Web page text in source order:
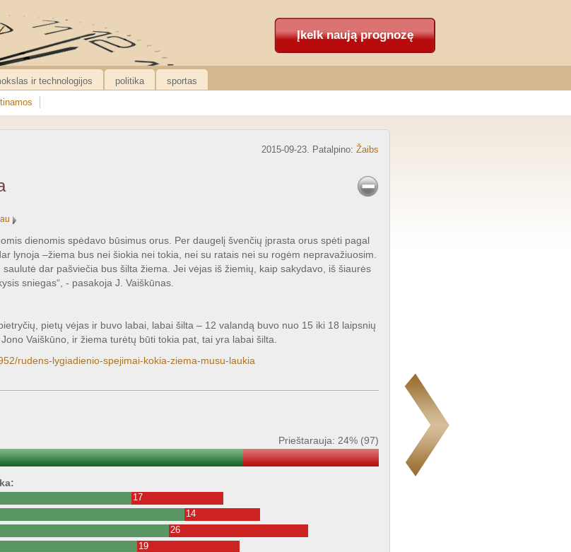
Įkelk naują prognozę
ir technologijos politika
sportas
2015-09-23. Patalpino: Žaibs
dienomis spėdavo būsimus orus. Per daugelį švenčių įprasta orus spėti pagal
lynoja –žiema bus nei šiokia nei tokia, nei su ratais nei su rogėm nepravažiuosim.
dar pašviečia bus šilta žiema. Jei vėjas iš žiemių, kaip sakydavo, iš šiaurės
sniegas“, - pasakoja J. Vaiškūnas.
pietų vėjas ir buvo labai, labai šilta – 12 valandą buvo nuo 15 iki 18 laipsnių
Vaiškūno, ir žiema turėtų būti tokia pat, tai yra labai šilta.
rudens-lygiadienio-spejimai-kokia-ziema-musu-laukia
Prieštarauja: 24% (97)
17
14
26
19